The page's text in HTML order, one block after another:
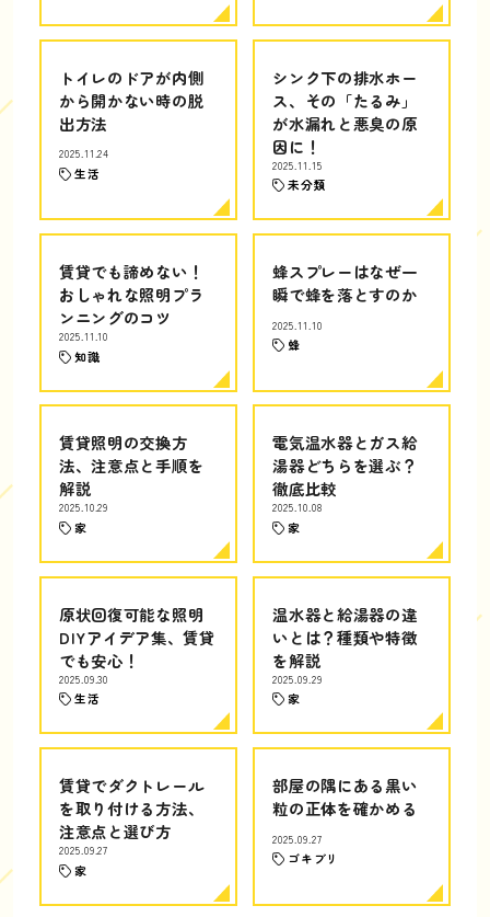
トイレのドアが内側
から開かない時の脱
出方法
2025.11.24
生活
シンク下の排水ホー
ス、その「たるみ」
が水漏れと悪臭の原
因に！
2025.11.15
未分類
賃貸でも諦めない！
おしゃれな照明プラ
ンニングのコツ
2025.11.10
知識
蜂スプレーはなぜ一
瞬で蜂を落とすのか
2025.11.10
蜂
賃貸照明の交換方
法、注意点と手順を
解説
2025.10.29
家
電気温水器とガス給
湯器どちらを選ぶ？
徹底比較
2025.10.08
家
原状回復可能な照明
DIYアイデア集、賃貸
でも安心！
2025.09.30
生活
温水器と給湯器の違
いとは？種類や特徴
を解説
2025.09.29
家
賃貸でダクトレール
を取り付ける方法、
注意点と選び方
2025.09.27
家
部屋の隅にある黒い
粒の正体を確かめる
2025.09.27
ゴキブリ